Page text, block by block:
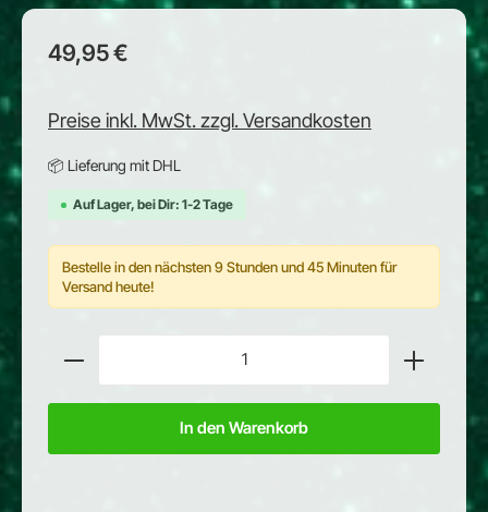
Regulärer Preis:
49,95 €
Preise inkl. MwSt. zzgl. Versandkosten
📦 Lieferung mit DHL
Auf Lager, bei Dir: 1-2 Tage
Bestelle in den nächsten 9 Stunden und 45 Minuten für
Versand heute!
Produkt Anzahl: Gib den gewünschten Wert ein
In den Warenkorb